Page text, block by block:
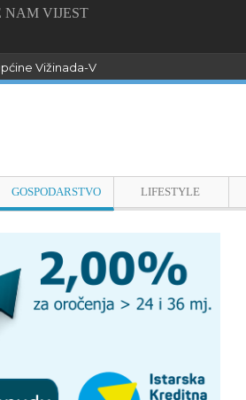
NAM VIJEST
Vižinada-Visinada
GOSPODARSTVO LIFESTYLE